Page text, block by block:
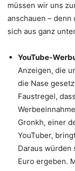
müssen wir uns
anschauen –
sich aus ganz
YouTube-
Anzeigen, die
die Nase
Faustregel,
Gronkh, einer
YouTuber,
Daraus würden
Euro ergeben.